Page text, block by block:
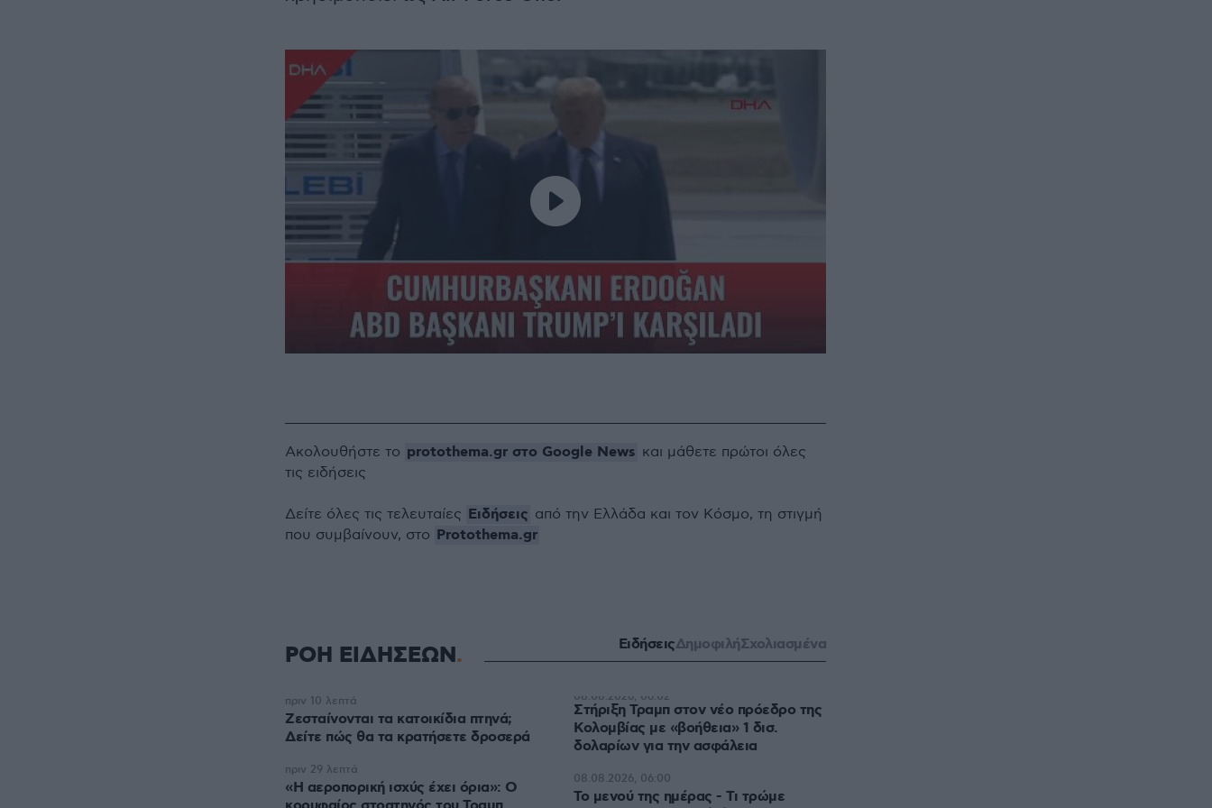
Ακολουθήστε το protothema.gr στο Google News και μάθετε πρώτοι όλες
τις ειδήσεις
Δείτε όλες τις τελευταίες Ειδήσεις από την Ελλάδα και τον Κόσμο, τη στιγμή
που συμβαίνουν, στο Protothema.gr
ΡΟΗ ΕΙΔΗΣΕΩΝ ΕιδήσειςΔημοφιλήΣχολιασμένα
Ζεσταίνονται τα κατοικίδια πτηνά;
Δείτε πώς θα τα κρατήσετε δροσερά
πριν 10 λεπτά
«Η αεροπορική ισχύς έχει όρια»: Ο
πριν 29 λεπτά
Στήριξη Τραμπ στον νέο πρόεδρο της
Κολομβίας με «βοήθεια» 1 δισ.
δολαρίων για την ασφάλεια
08.08.2026, 06:02
Το μενού της ημέρας - Τι τρώμε
08.08.2026, 06:00